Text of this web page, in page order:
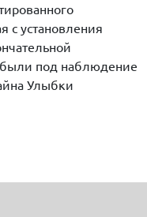
с установления
были под наблюдение
Улыбки